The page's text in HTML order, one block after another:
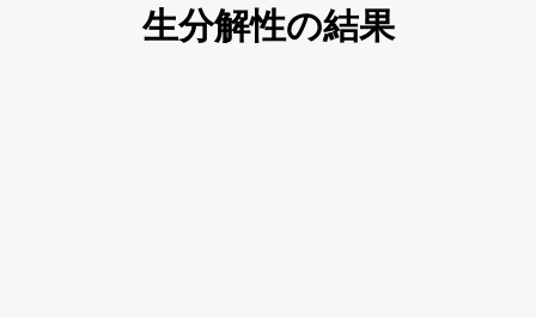
生分解性の結果